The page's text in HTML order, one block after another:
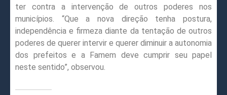
ter contra a intervenção de outros poderes nos
municípios. “Que a nova direção tenha postura,
independência e firmeza diante da tentação de outros
poderes de querer intervir e querer diminuir a autonomia
dos prefeitos e a Famem deve cumprir seu papel
neste sentido”, observou.